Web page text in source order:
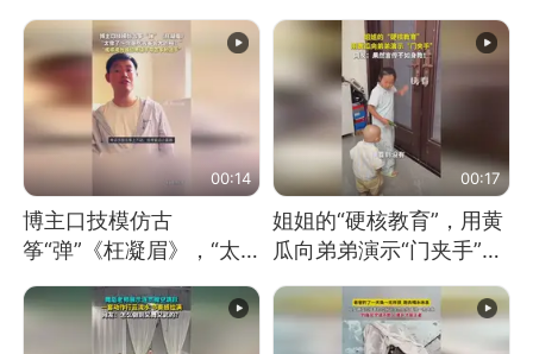
面馆已集体更换招牌
可以不要把我遣返回国”
00:14
博主口技模仿古
筝“弹”《枉凝眉》，“太
像了～你是吃古筝长大的
吗？”“或将成为首位考级
不带古筝的选手。”（来
00:17
姐姐的“硬核教育”，用黄
瓜向弟弟演示“门夹手”，
网友：果然言传不如身
教！